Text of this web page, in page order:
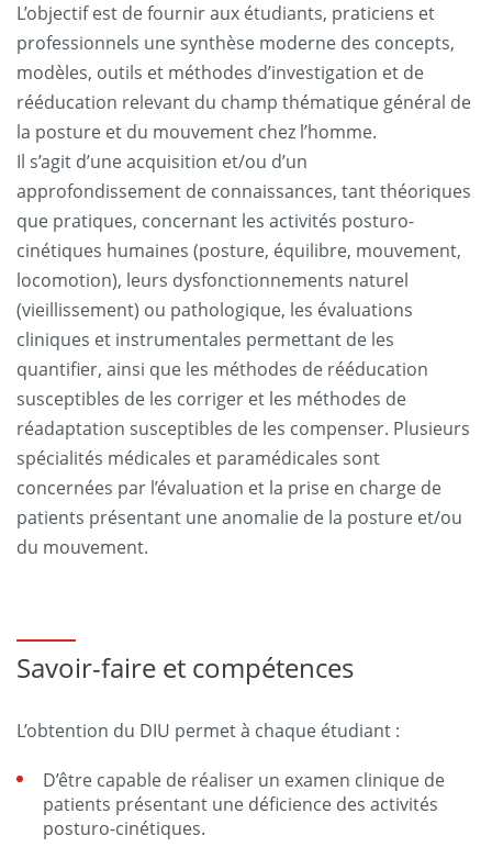
L’objectif est de fournir aux étudiants, praticiens et
professionnels une synthèse moderne des concepts,
modèles, outils et méthodes d’investigation et de
rééducation relevant du champ thématique général de
la posture et du mouvement chez l’homme.
Il s’agit d’une acquisition et/ou d’un
approfondissement de connaissances, tant théoriques
que pratiques, concernant les activités posturo-
cinétiques humaines (posture, équilibre, mouvement,
locomotion), leurs dysfonctionnements naturel
(vieillissement) ou pathologique, les évaluations
cliniques et instrumentales permettant de les
quantifier, ainsi que les méthodes de rééducation
susceptibles de les corriger et les méthodes de
réadaptation susceptibles de les compenser. Plusieurs
spécialités médicales et paramédicales sont
concernées par l’évaluation et la prise en charge de
patients présentant une anomalie de la posture et/ou
du mouvement.
Savoir-faire et compétences
L’obtention du DIU permet à chaque étudiant :
D’être capable de réaliser un examen clinique de
patients présentant une déficience des activités
posturo-cinétiques.